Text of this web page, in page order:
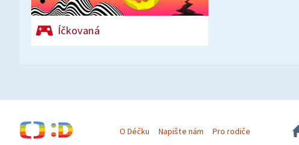
Íčkovaná
O Déčku Napište nám Pro rodiče